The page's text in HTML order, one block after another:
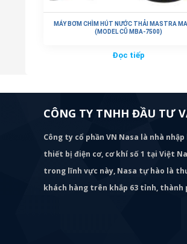
MÁY BƠM CHÌM HÚT NƯỚC THẢI MASTRA
(MODEL CŨ MBA-7500)
Đọc tiếp
CÔNG TY TNHH ĐẦU TƯ
Công ty cổ phần VN Nasa là nhà
thiết bị điện cơ, cơ khí số 1 tại Việt
trong lĩnh vực này, Nasa tự hào là
khách hàng trên khắp 63 tỉnh, thành